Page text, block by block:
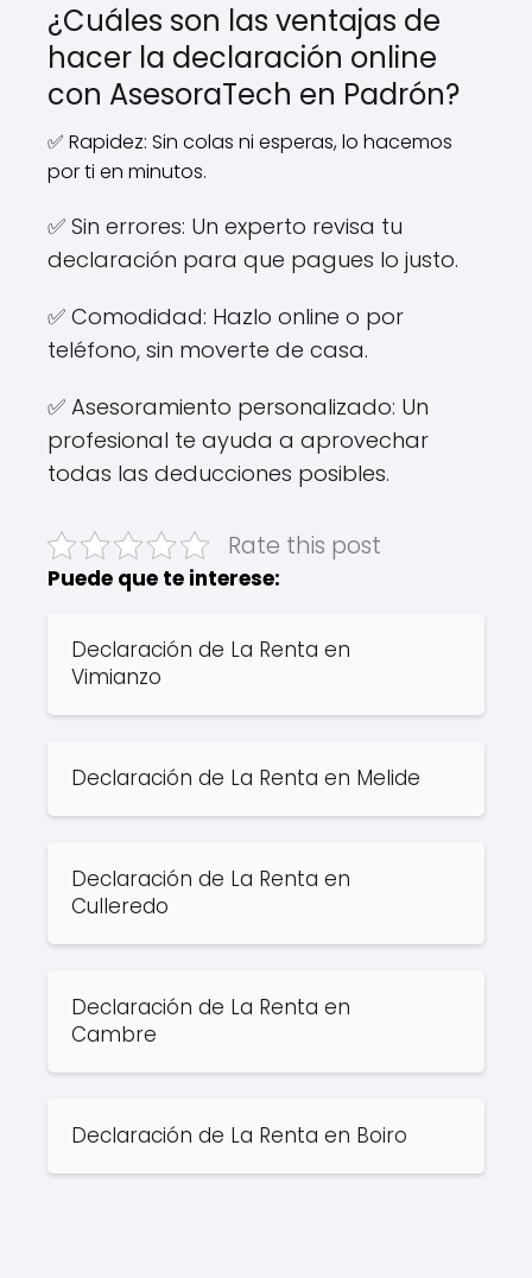
¿Cuáles son las ventajas de
hacer la declaración online
con AsesoraTech en Padrón?
✅ Rapidez: Sin colas ni esperas, lo hacemos
por ti en minutos.
✅ Sin errores: Un experto revisa tu
declaración para que pagues lo justo.
✅ Comodidad: Hazlo online o por
teléfono, sin moverte de casa.
✅ Asesoramiento personalizado: Un
profesional te ayuda a aprovechar
todas las deducciones posibles.
Rate this post
Puede que te interese:
Declaración de La Renta en
Vimianzo
Declaración de La Renta en Melide
Declaración de La Renta en
Culleredo
Declaración de La Renta en
Cambre
Declaración de La Renta en Boiro